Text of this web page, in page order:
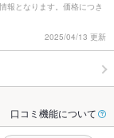
報となります。価格につき
2025/04/13 更新
口コミ機能について